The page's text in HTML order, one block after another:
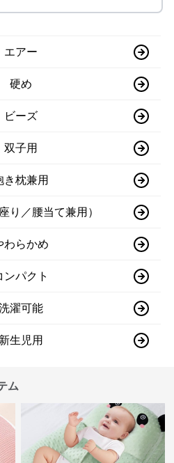
エアー
硬め
ビーズ
双子用
き枕兼用
り／腰当て兼用）
わらかめ
ンパクト
濯可能
新生児用
ム